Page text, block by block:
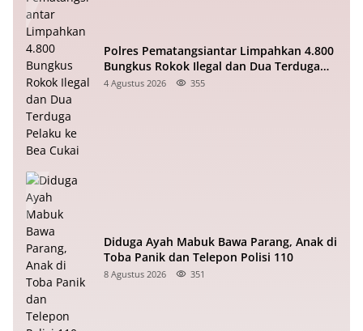
Polres Pematangsiantar Limpahkan 4.800
Bungkus Rokok Ilegal dan Dua Terduga
Pelaku ke Bea Cukai
4 Agustus 2026 355
Diduga Ayah Mabuk Bawa Parang, Anak di
Toba Panik dan Telepon Polisi 110
8 Agustus 2026 351